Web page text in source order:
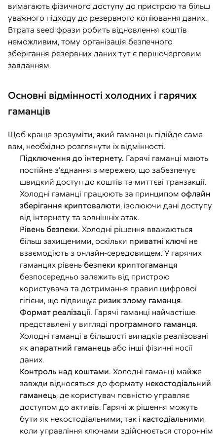
вимагають фізичного доступу до пристрою та більш
уважного підходу до резервного копіювання даних.
Втрата seed фрази робить відновлення коштів
неможливим, тому організація безпечного
зберігання резервних даних тут є першочерговим
завданням.
Основні відмінності холодних і гарячих
гаманців
Щоб краще зрозуміти, який гаманець підійде саме
вам, необхідно розглянути їх відмінності.
Підключення до інтернету. Гарячі гаманці мають
постійне з’єднання з мережею, що забезпечує
швидкий доступ до коштів та миттєві транзакції.
Холодні гаманці працюють за принципом офлайн
зберігання криптовалюти, ізолюючи дані доступу
від інтернету та зовнішніх атак.
Рівень безпеки. Холодні рішення вважаються
більш захищеними, оскільки приватні ключі не
взаємодіють з онлайн-середовищем. У гарячих
гаманцях рівень безпеки криптогаманця
безпосередньо залежить від пристрою
користувача та дотримання правил цифрової
гігієни, що підвищує ризик злому гаманця.
Формат реалізації. Гарячі гаманці найчастіше
представлені у вигляді програмного гаманця.
Холодні гаманці в більшості випадків реалізовані
якапаратний гаманецьабо інші фізичні носії
даних.
Контроль над коштами. Холодні гаманці майже
завжди відносяться до формату некостодіальний
гаманець, де користувач повністю управляє
доступом до активів. Гарячі ж рішення можуть
бути як некостодіальними, так і кастодіальними,
коли управління ключами здійснюється стороннім